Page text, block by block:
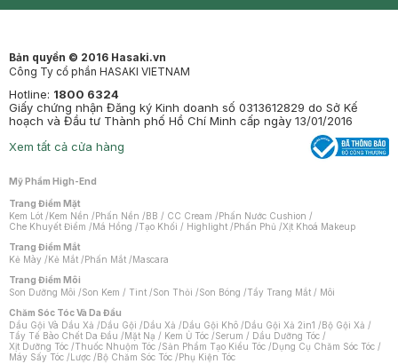
Bản quyền © 2016 Hasaki.vn
Công Ty cổ phần HASAKI VIETNAM
Hotline: 1800 6324
Giấy chứng nhận Đăng ký Kinh doanh số 0313612829 do Sở Kế
hoạch và Đầu tư Thành phố Hồ Chí Minh cấp ngày 13/01/2016
Xem tất cả cửa hàng
Mỹ Phẩm High-End
Trang Điểm Mặt
Kem Lót /Kem Nền /Phấn Nền /BB / CC Cream /Phấn Nước Cushion /
Che Khuyết Điểm /Má Hồng /Tạo Khối / Highlight /Phấn Phủ /Xịt Khoá Makeup
Trang Điểm Mắt
Kẻ Mày /Kẻ Mắt /Phấn Mắt /Mascara
Trang Điểm Môi
Son Dưỡng Môi /Son Kem / Tint /Son Thỏi /Son Bóng /Tẩy Trang Mắt / Môi
Chăm Sóc Tóc Và Da Đầu
Dầu Gội Và Dầu Xả /Dầu Gội /Dầu Xả /Dầu Gội Khô /Dầu Gội Xả 2in1 /Bộ Gội Xả /
Tẩy Tế Bào Chết Da Đầu /Mặt Nạ / Kem Ủ Tóc /Serum / Dầu Dưỡng Tóc /
Xịt Dưỡng Tóc /Thuốc Nhuộm Tóc /Sản Phẩm Tạo Kiểu Tóc /Dụng Cụ Chăm Sóc Tóc /
Máy Sấy Tóc /Lược /Bộ Chăm Sóc Tóc /Phụ Kiện Tóc